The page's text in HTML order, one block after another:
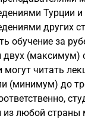
Турции
других
обучение за
(максимум)
могут читать
(минимум) до
из любой страны